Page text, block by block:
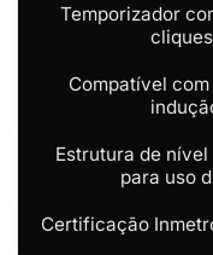
Temporizador
Compatível
Estrutura de
para uso
Certificação